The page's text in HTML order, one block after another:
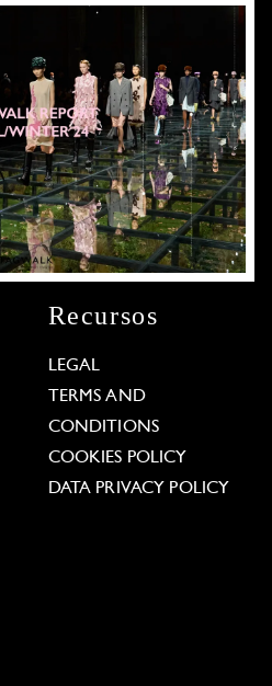
Recursos
LEGAL
TERMS AND
CONDITIONS
COOKIES POLICY
DATA PRIVACY POLICY